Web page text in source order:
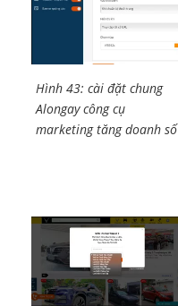
Hình 43: cài đặt chung
Alongay công cụ
marketing tăng doanh số